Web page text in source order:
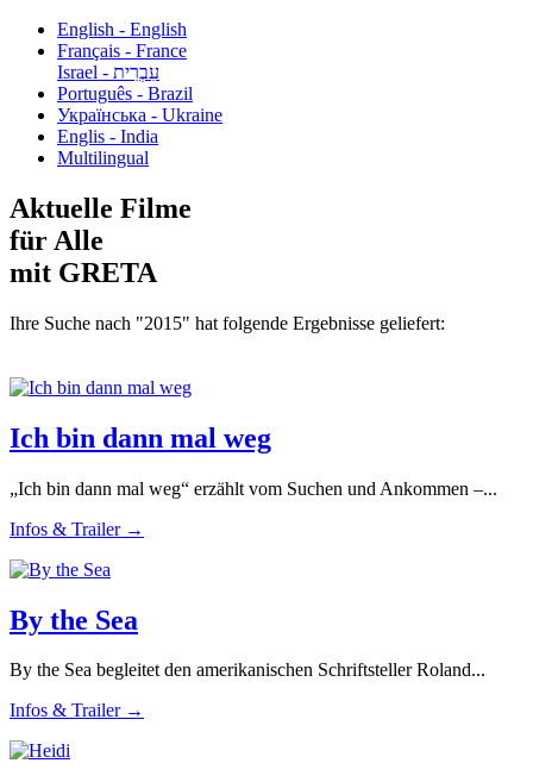
English - English
Français - France
עִבְרִית - Israel
Português - Brazil
Українська - Ukraine
Englis - India
Multilingual
Aktuelle Filme
für Alle
mit GRETA
Ihre Suche nach "2015" hat folgende Ergebnisse geliefert:
Ich bin dann mal weg
„Ich bin dann mal weg“ erzählt vom Suchen und Ankommen –...
Infos & Trailer →
By the Sea
By the Sea begleitet den amerikanischen Schriftsteller Roland...
Infos & Trailer →